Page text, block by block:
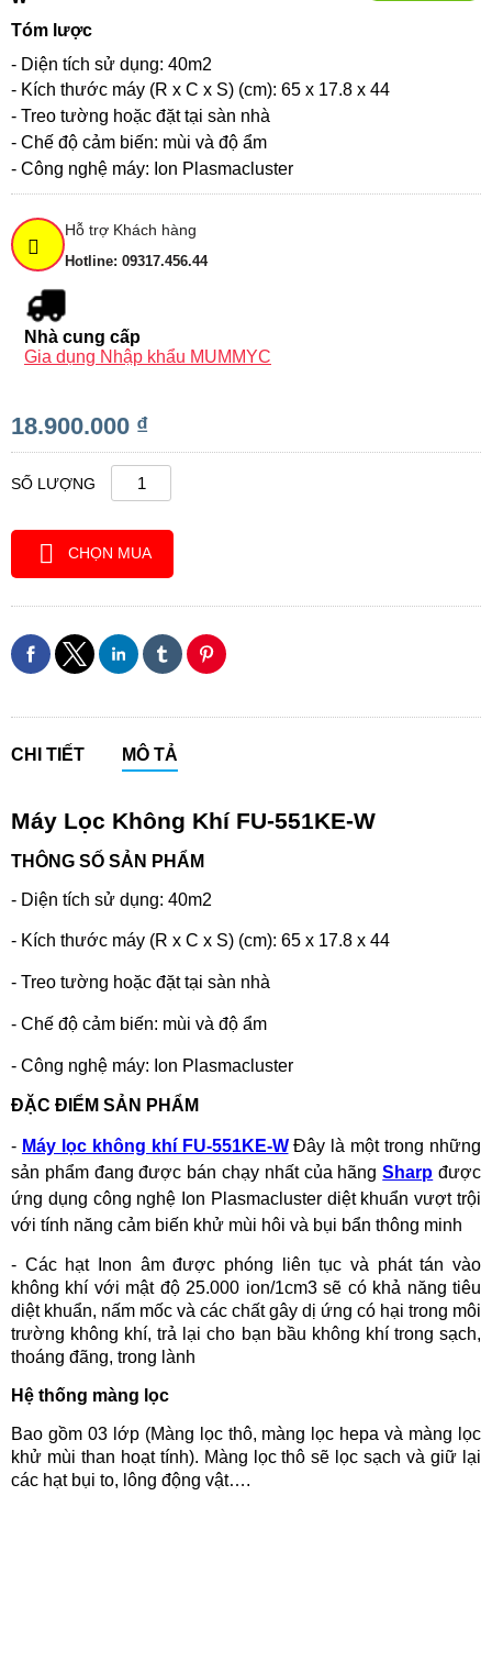
Tóm lược
- Diện tích sử dụng: 40m2
- Kích thước máy (R x C x S) (cm): 65 x 17.8 x 44
- Treo tường hoặc đặt tại sàn nhà
- Chế độ cảm biến: mùi và độ ẩm
- Công nghệ máy: Ion Plasmacluster
Hỗ trợ Khách hàng
Hotline: 09317.456.44
Nhà cung cấp
Gia dụng Nhập khẩu MUMMYC
18.900.000 ₫
SỐ LƯỢNG
CHỌN MUA
CHI TIẾT MÔ TẢ
Máy Lọc Không Khí FU-551KE-W
THÔNG SỐ SẢN PHẨM
- Diện tích sử dụng: 40m2
- Kích thước máy (R x C x S) (cm): 65 x 17.8 x 44
- Treo tường hoặc đặt tại sàn nhà
- Chế độ cảm biến: mùi và độ ẩm
- Công nghệ máy: Ion Plasmacluster
ĐẶC ĐIỂM SẢN PHẨM
- Máy lọc không khí FU-551KE-W Đây là một trong những
sản phẩm đang được bán chạy nhất của hãng Sharp được
ứng dụng công nghệ Ion Plasmacluster diệt khuẩn vượt trội
với tính năng cảm biến khử mùi hôi và bụi bẩn thông minh
- Các hạt Inon âm được phóng liên tục và phát tán vào
không khí với mật độ 25.000 ion/1cm3 sẽ có khả năng tiêu
diệt khuẩn, nấm mốc và các chất gây dị ứng có hại trong môi
trường không khí, trả lại cho bạn bầu không khí trong sạch,
thoáng đãng, trong lành
Hệ thống màng lọc
Bao gồm 03 lớp (Màng lọc thô, màng lọc hepa và màng lọc
khử mùi than hoạt tính). Màng lọc thô sẽ lọc sạch và giữ lại
các hạt bụi to, lông động vật….